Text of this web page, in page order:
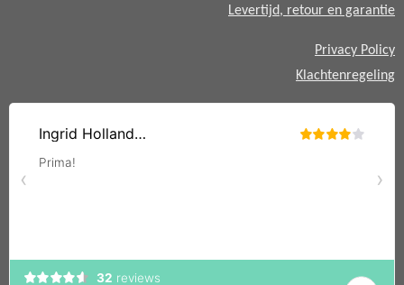
Levertijd, retour en garantie
Privacy Policy
Klachtenregeling